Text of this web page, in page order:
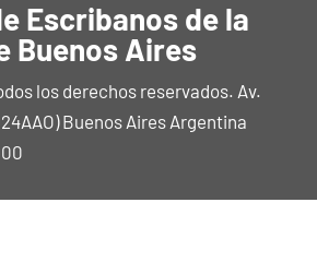
Escribanos de la
Buenos Aires
los derechos reservados. Av.
Buenos Aires Argentina